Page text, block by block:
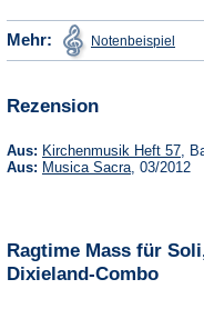
Mehr: Notenbeispiel in
Rezension
Aus: Kirchenmusik Heft 57
in
,
Aus: Musica Sacra(Öffnet
, 03/2012
Ragtime Mass für
Dixieland-Combo